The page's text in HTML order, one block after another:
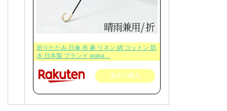
折りたたみ 日傘 布 麻 リネン 綿 コットン 防
水 日本製 ブランド waka…
楽天で購入